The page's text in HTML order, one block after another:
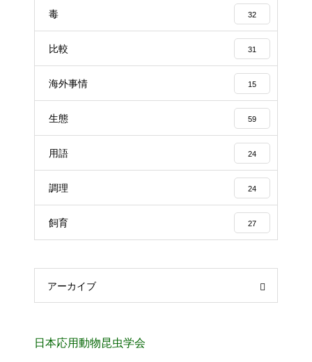
毒 32
比較 31
海外事情 15
生態 59
用語 24
調理 24
飼育 27
アーカイブ
日本応用動物昆虫学会